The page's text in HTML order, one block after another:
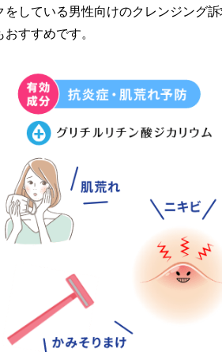
をしている男性向けのクレンジング
おすすめです。